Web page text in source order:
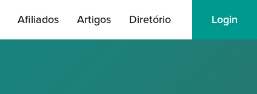
Afiliados Artigos Diretório Login